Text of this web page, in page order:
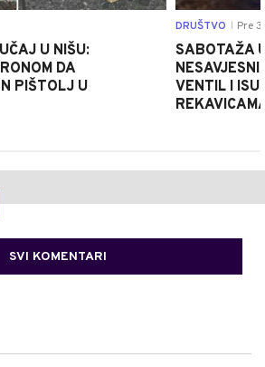
U NIŠU:
DA
PIŠTOLJ U
DRUŠTVO Pre
SABOTAŽA
VENTIL I
SVI KOMENTARI